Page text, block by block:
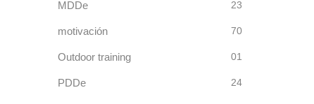
MDDe 23
motivación 70
Outdoor training 01
PDDe 24